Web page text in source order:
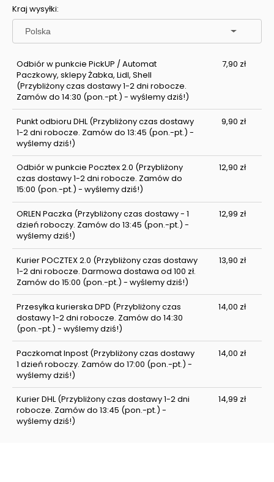
Kraj wysyłki:
Odbiór w punkcie PickUP / Automat
Paczkowy, sklepy Żabka, Lidl, Shell
(Przybliżony czas dostawy 1-2 dni robocze.
Zamów do 14:30 (pon.-pt.) - wyślemy dziś!)
7,90 zł
Punkt odbioru DHL(Przybliżony czas dostawy
1-2 dni robocze. Zamów do 13:45 (pon.-pt.) -
wyślemy dziś!)
9,90 zł
Odbiór w punkcie Pocztex 2.0 (Przybliżony
czas dostawy 1-2 dni robocze. Zamów do
15:00 (pon.-pt.) - wyślemy dziś!)
12,90 zł
ORLEN Paczka (Przybliżony czas dostawy - 1
dzień roboczy. Zamów do 13:45 (pon.-pt.) -
wyślemy dziś!)
12,99 zł
Kurier POCZTEX 2.0 (Przybliżony czas dostawy
1-2 dni robocze. Darmowa dostawa od 100 zł.
Zamów do 15:00 (pon.-pt.) - wyślemy dziś!)
13,90 zł
Przesyłka kurierska DPD (Przybliżony czas
dostawy 1-2 dni robocze. Zamów do 14:30
(pon.-pt.) - wyślemy dziś!)
14,00 zł
Paczkomat Inpost(Przybliżony czas dostawy
1 dzień roboczy. Zamów do 17:00 (pon.-pt.) -
wyślemy dziś!)
14,00 zł
Kurier DHL(Przybliżony czas dostawy 1-2 dni
robocze. Zamów do 13:45 (pon.-pt.) -
wyślemy dziś!)
14,99 zł